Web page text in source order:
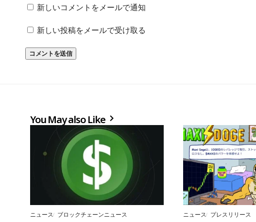
新しいコメントをメールで通知
新しい投稿をメールで受け取る
You May also Like
ニュース ブロックチェーンニュース ニュース プレスリリース